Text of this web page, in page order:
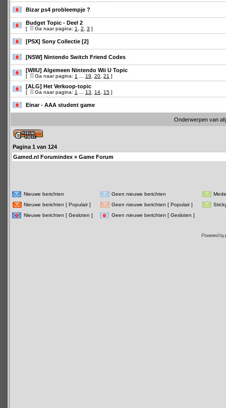
Bizar ps4 probleempje ?
Budget Topic - Deel 2
[ Ga naar pagina: 1 2 3 ]
[PSX] Sony Collectie [2]
[NSW] Nintendo Switch Friend Codes
[WIIU] Algemeen Nintendo Wii U Topic
[ Ga naar pagina: 1 19 20 21 ]
[ALG] Het Verkoop-topic
[ Ga naar pagina: 1 13 14 15 ]
Einar - AAA student game
Onderwerpen van
Pagina 1 van 124
Gamed.nl Forumindex » Game Forum
Nieuwe berichten Geen nieuwe berichten
Nieuwe berichten [ Populair ]
Geen nieuwe berichten [ Populair ]
Nieuwe berichten [ Gesloten ]
Geen nieuwe berichten [ Gesloten ]
Powered by